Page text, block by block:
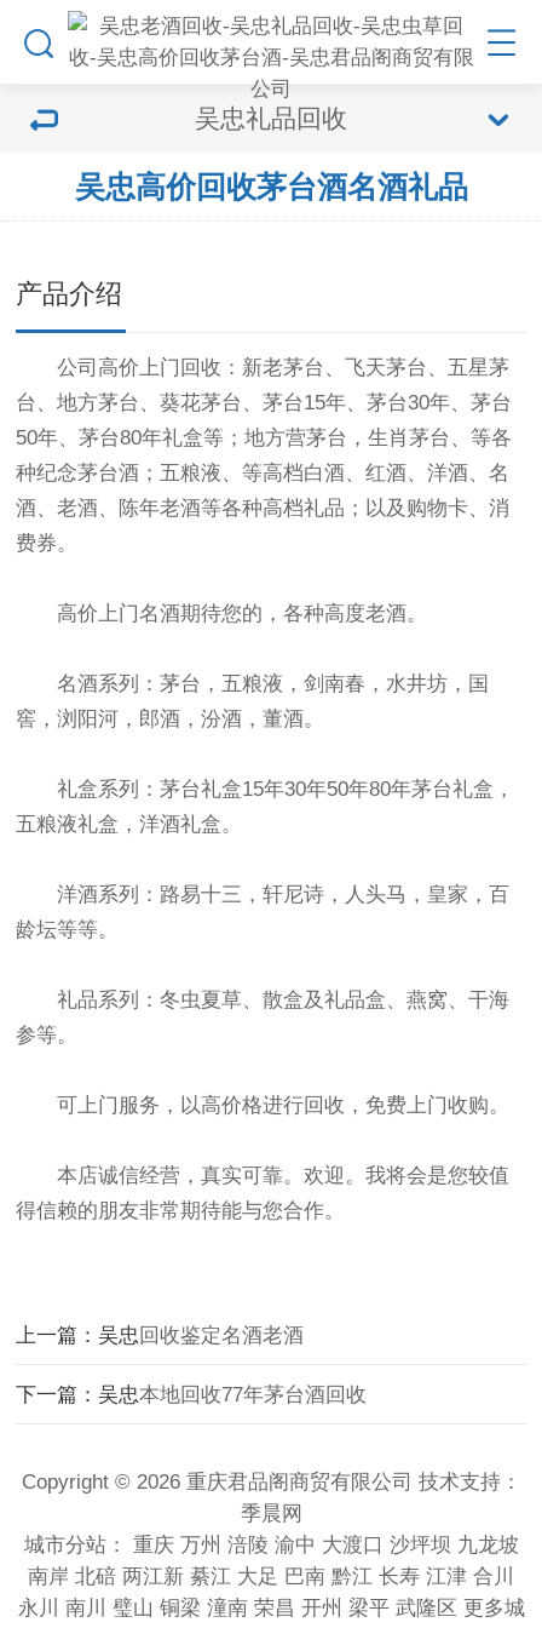
吴忠礼品回收
吴忠高价回收茅台酒名酒礼品
产品介绍
公司高价上门回收：新老茅台、飞天茅台、五星茅
台、地方茅台、葵花茅台、茅台15年、茅台30年、茅台
50年、茅台80年礼盒等；地方营茅台，生肖茅台、等各
种纪念茅台酒；五粮液、等高档白酒、红酒、洋酒、名
酒、老酒、陈年老酒等各种高档礼品；以及购物卡、消
费券。
高价上门名酒期待您的，各种高度老酒。
名酒系列：茅台，五粮液，剑南春，水井坊，国
窖，浏阳河，郎酒，汾酒，董酒。
礼盒系列：茅台礼盒15年30年50年80年茅台礼盒，
五粮液礼盒，洋酒礼盒。
洋酒系列：路易十三，轩尼诗，人头马，皇家，百
龄坛等等。
礼品系列：冬虫夏草、散盒及礼品盒、燕窝、干海
参等。
可上门服务，以高价格进行回收，免费上门收购。
本店诚信经营，真实可靠。欢迎。我将会是您较值
得信赖的朋友非常期待能与您合作。
上一篇：吴忠回收鉴定名酒老酒
下一篇：吴忠本地回收77年茅台酒回收
Copyright © 2026 重庆君品阁商贸有限公司 技术支持：
季晨网
城市分站： 重庆 万州 涪陵 渝中 大渡口 沙坪坝 九龙坡
南岸 北碚 两江新 綦江 大足 巴南 黔江 长寿 江津 合川
永川
南川 璧山 铜梁 潼南 荣昌 开州 梁平 武隆区 更多城